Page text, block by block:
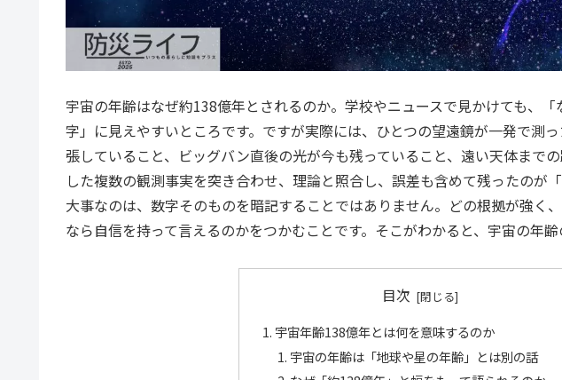
宇宙の年齢はなぜ約138億年とされるのか。学校やニュースで見かけても、
字」に見えやすいところです。ですが実際には、ひとつの望遠鏡が一発で測
張していること、ビッグバン直後の光が今も残っていること、遠い天体まで
した複数の観測事実を突き合わせ、理論と照合し、誤差も含めて残ったのが
大事なのは、数字そのものを暗記することではありません。どの根拠が強く
なら自信を持って言えるのかをつかむことです。そこがわかると、宇宙の年齢
目次
宇宙年齢138億年とは何を意味するのか
宇宙の年齢は「地球や星の年齢」とは別の話